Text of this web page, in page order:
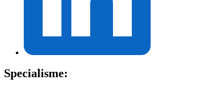
Specialisme: